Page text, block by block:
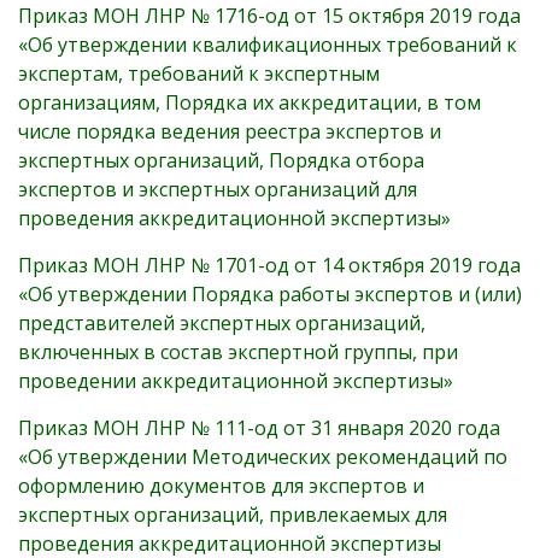
Приказ МОН ЛНР № 1716-од от 15 октября 2019 года
«Об утверждении квалификационных требований к
экспертам, требований к экспертным
организациям, Порядка их аккредитации, в том
числе порядка ведения реестра экспертов и
экспертных организаций, Порядка отбора
экспертов и экспертных организаций для
проведения аккредитационной экспертизы»
Приказ МОН ЛНР № 1701-од от 14 октября 2019 года
«Об утверждении Порядка работы экспертов и (или)
представителей экспертных организаций,
включенных в состав экспертной группы, при
проведении аккредитационной экспертизы»
Приказ МОН ЛНР № 111-од от 31 января 2020 года
«Об утверждении Методических рекомендаций по
оформлению документов для экспертов и
экспертных организаций, привлекаемых для
проведения аккредитационной экспертизы